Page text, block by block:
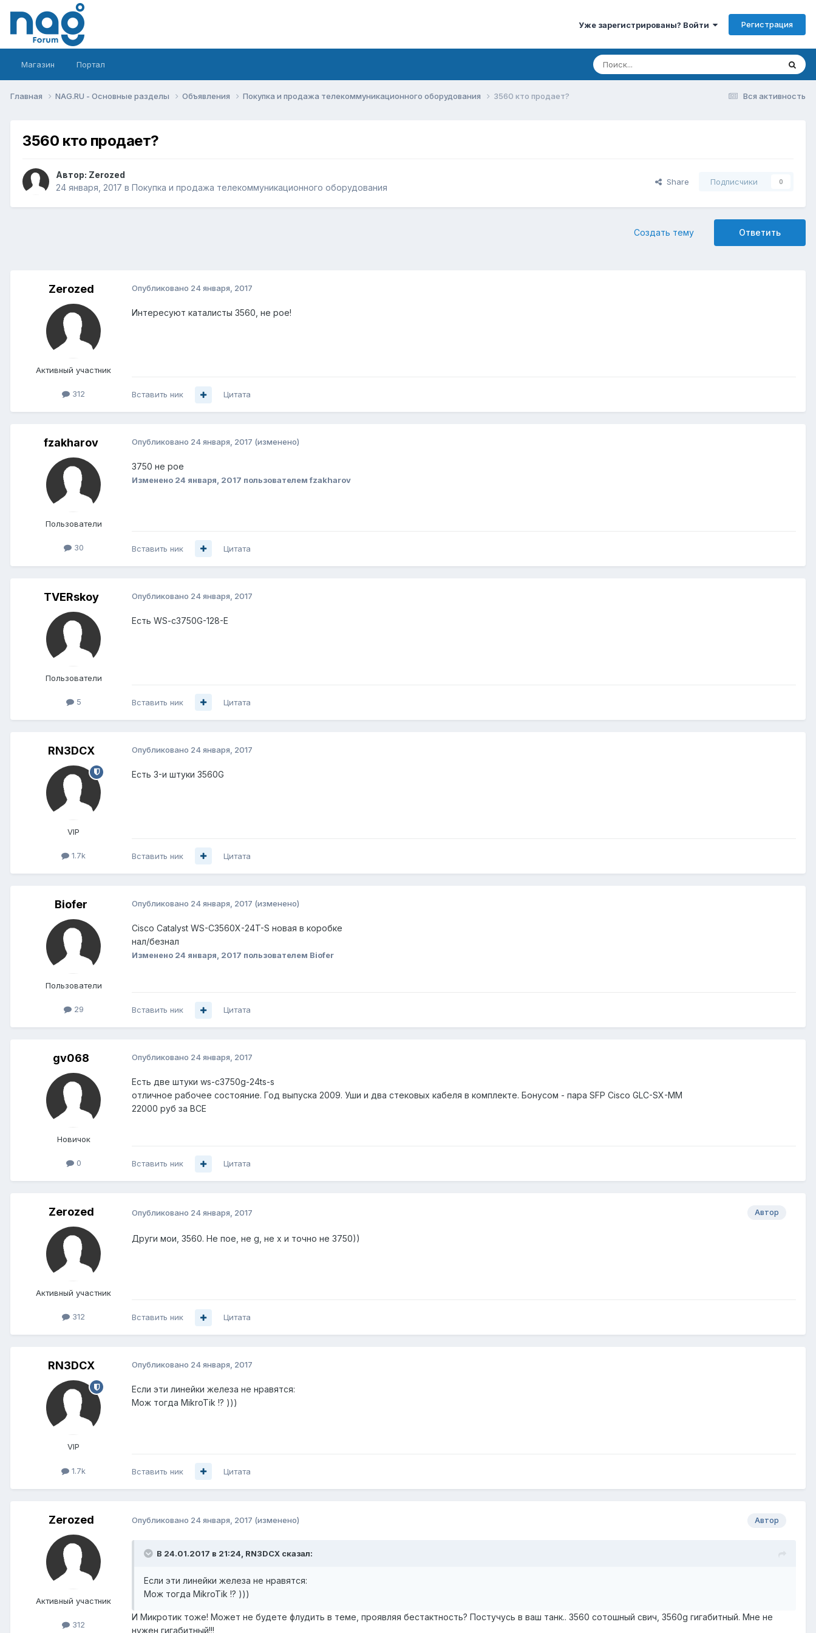
Уже зарегистрированы? Войти Регистрация
Магазин Портал
Вся активность
Главная NAG.RU - Основные разделы Объявления Покупка и продажа телекоммуникационного оборудования 3560 кто продает?
3560 кто продает?
Автор: Zerozed
24 января, 2017 в Покупка и продажа телекоммуникационного оборудования
Share Подписчики 0
Ответить
Создать тему
Zerozed
Активный участник
312
Опубликовано 24 января, 2017
Интересуют каталисты 3560, не poe!
Вставить ник Цитата
fzakharov
Пользователи
30
Опубликовано 24 января, 2017 (изменено)
3750 не poe
Изменено 24 января, 2017 пользователем fzakharov
Вставить ник Цитата
TVERskoy
Пользователи
5
Опубликовано 24 января, 2017
Есть WS-c3750G-128-E
Вставить ник Цитата
RN3DCX
VIP
1.7k
Опубликовано 24 января, 2017
Есть 3-и штуки 3560G
Вставить ник Цитата
Biofer
Пользователи
29
Опубликовано 24 января, 2017 (изменено)
Cisco Catalyst WS-C3560X-24T-S новая в коробке
нал/безнал
Изменено 24 января, 2017 пользователем Biofer
Вставить ник Цитата
gv068
Новичок
0
Опубликовано 24 января, 2017
Есть две штуки ws-c3750g-24ts-s
отличное рабочее состояние. Год выпуска 2009. Уши и два стековых кабеля в комплекте. Бонусом - пара SFP Cisco GLC-SX-MM
22000 руб за ВСЕ
Вставить ник Цитата
Zerozed
Активный участник
312
Автор
Опубликовано 24 января, 2017
Други мои, 3560. Не пое, не g, не x и точно не 3750))
Вставить ник Цитата
RN3DCX
VIP
1.7k
Опубликовано 24 января, 2017
Если эти линейки железа не нравятся:
Мож тогда MikroTik !? )))
Вставить ник Цитата
Zerozed
Активный участник
312
Автор
Опубликовано 24 января, 2017 (изменено)
В 24.01.2017 в 21:24, RN3DCX сказал:
Если эти линейки железа не нравятся:
Мож тогда MikroTik !? )))
И Микротик тоже! Может не будете флудить в теме, проявляя бестактность? Постучусь в ваш танк.. 3560 сотошный свич, 3560g гигабитный. Мне не
нужен гигабитный!!!